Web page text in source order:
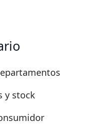
y stock